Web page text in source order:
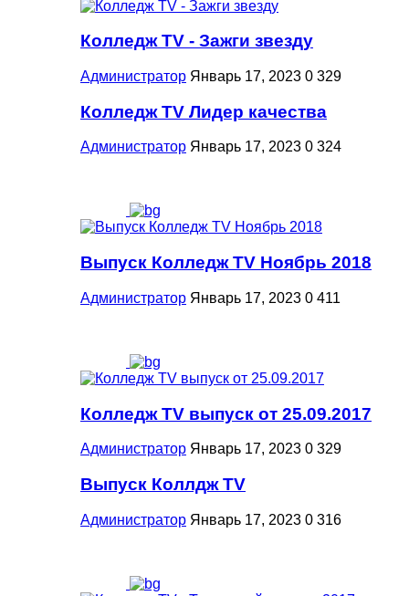
Колледж TV - Зажги звезду
Администратор Январь 17, 2023 0 329
Колледж TV Лидер качества
Администратор Январь 17, 2023 0 324
Выпуск Колледж TV Ноябрь 2018
Администратор Январь 17, 2023 0 411
Колледж TV выпуск от 25.09.2017
Администратор Январь 17, 2023 0 329
Выпуск Коллдж TV
Администратор Январь 17, 2023 0 316